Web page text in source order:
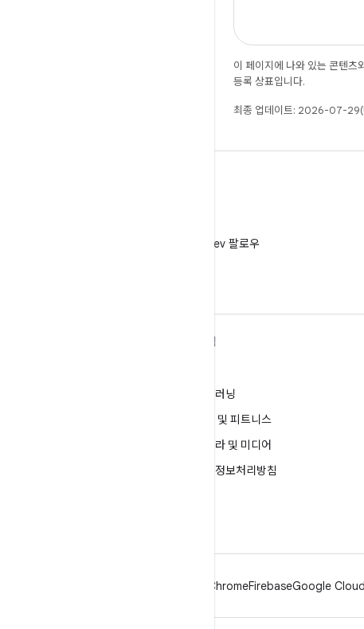
이 페이지에 나와 있는 콘텐츠
등록 상표입니다.
최종 업데이트: 2026-07-
X에서 @AndroidDev 팔로우
탐색
머신러닝
건강 및 피트니스
카메라 및 미디어
개인정보처리방침
ChromeFirebaseGoogle